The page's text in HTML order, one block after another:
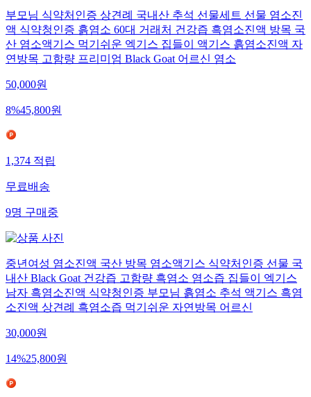
부모님 식약처인증 상견례 국내산 추석 선물세트 선물 염소진
액 식약청인증 흙염소 60대 거래처 건강즙 흑염소진액 방목 국
산 염소액기스 먹기쉬운 엑기스 집들이 액기스 흙염소진액 자
연방목 고함량 프리미엄 Black Goat 어르신 염소
50,000원
8%45,800원
1,374적립
무료배송
9명구매중
중년여성 염소진액 국산 방목 염소액기스 식약처인증 선물 국
내산 Black Goat 건강즙 고함량 흑염소 염소즙 집들이 엑기스
남자 흑염소진액 식약청인증 부모님 흙염소 추석 액기스 흑염
소진액 상견례 흑염소즙 먹기쉬운 자연방목 어르신
30,000원
14%25,800원